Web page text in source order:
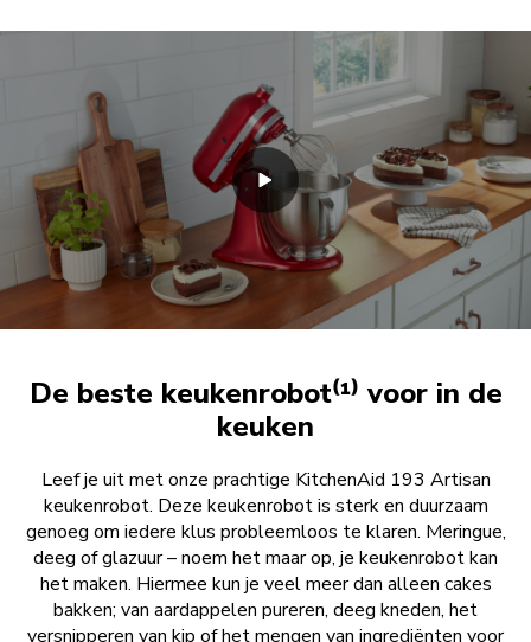
De beste keukenrobot⁽¹⁾ voor in de
keuken
Leef je uit met onze prachtige KitchenAid 193 Artisan
keukenrobot. Deze keukenrobot is sterk en duurzaam
genoeg om iedere klus probleemloos te klaren. Meringue,
deeg of glazuur – noem het maar op, je keukenrobot kan
het maken. Hiermee kun je veel meer dan alleen cakes
bakken; van aardappelen pureren, deeg kneden, het
versnipperen van kip of het mengen van ingrediënten voor